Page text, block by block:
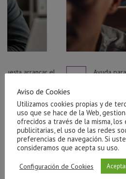
el Ayuda para salir de
Aviso de Cookies
Utilizamos cookies propias y de
uso que se hace de la Web,
ofrecidos a través de la misma, los
publicitarias, el uso de las redes
preferencias de navegación. Si
consideramos que acepta su uso.
Configuración de Cookies